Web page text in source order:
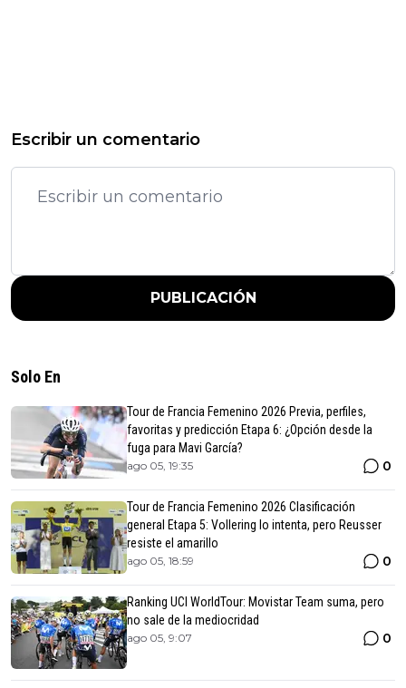
Escribir un comentario
PUBLICACIÓN
Solo En
Tour de Francia Femenino 2026 Previa, perfiles,
favoritas y predicción Etapa 6: ¿Opción desde la
fuga para Mavi García?
ago 05, 19:35 0
Tour de Francia Femenino 2026 Clasificación
general Etapa 5: Vollering lo intenta, pero Reusser
resiste el amarillo
ago 05, 18:59 0
Ranking UCI WorldTour: Movistar Team suma, pero
no sale de la mediocridad
ago 05, 9:07 0